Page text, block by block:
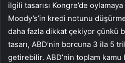
ilgili tasarısı Kongre’de
Moody’s’in kredi notunu
daha fazla dikkat çekiyor çünkü
tasarı, ABD’nin borcuna 3 ila 5
getirebilir. ABD’nin toplam